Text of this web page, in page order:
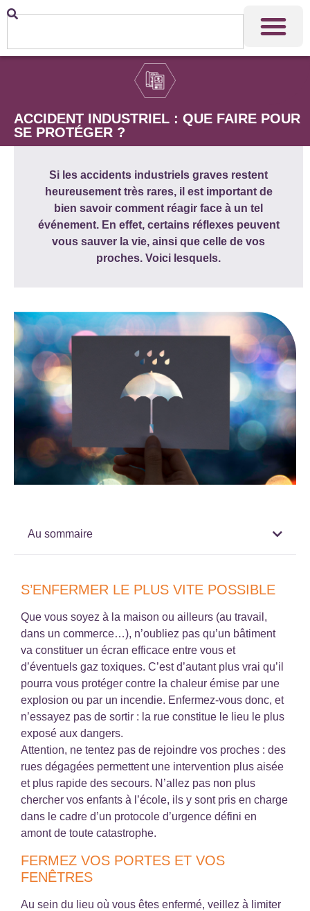
ACCIDENT INDUSTRIEL : QUE FAIRE POUR
SE PROTÉGER ?
Si les accidents industriels graves restent
heureusement très rares, il est important de
bien savoir comment réagir face à un tel
événement. En effet, certains réflexes peuvent
vous sauver la vie, ainsi que celle de vos
proches. Voici lesquels.
Au sommaire
S’ENFERMER LE PLUS VITE POSSIBLE
Que vous soyez à la maison ou ailleurs (au travail,
dans un commerce…), n’oubliez pas qu’un bâtiment
va constituer un écran efficace entre vous et
d’éventuels gaz toxiques. C’est d’autant plus vrai qu’il
pourra vous protéger contre la chaleur émise par une
explosion ou par un incendie. Enfermez-vous donc, et
n’essayez pas de sortir : la rue constitue le lieu le plus
exposé aux dangers.
Attention, ne tentez pas de rejoindre vos proches : des
rues dégagées permettent une intervention plus aisée
et plus rapide des secours. N’allez pas non plus
chercher vos enfants à l’école, ils y sont pris en charge
dans le cadre d’un protocole d’urgence défini en
amont de toute catastrophe.
FERMEZ VOS PORTES ET VOS
FENÊTRES
Au sein du lieu où vous êtes enfermé, veillez à limiter